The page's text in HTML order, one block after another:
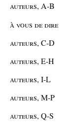
auteurs, A-B
à vous de dire
auteurs, C-D
auteurs, E-H
auteurs, I-L
auteurs, M-P
auteurs, Q-S